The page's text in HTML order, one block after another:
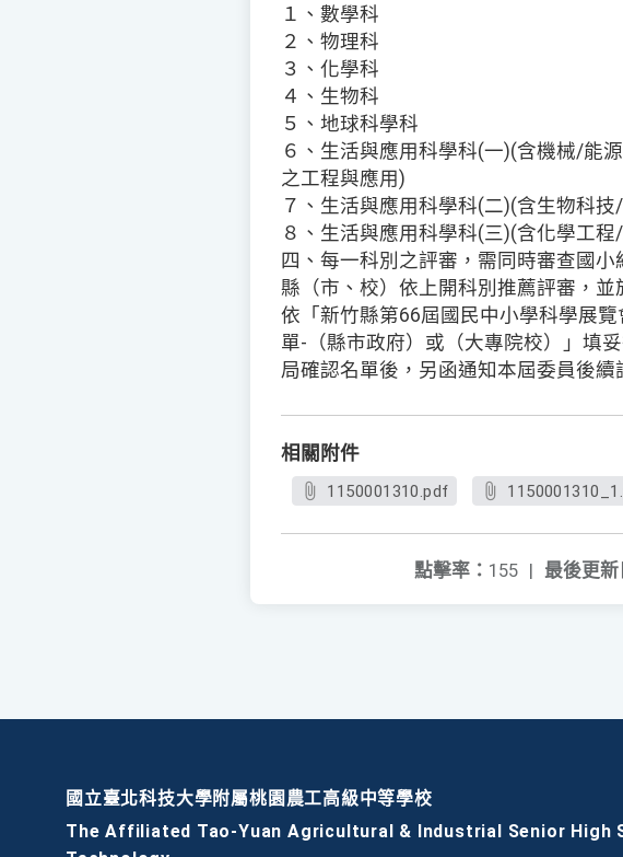
１、數學科
２、物理科
３、化學科
４、生物科
５、地球科學科
６、生活與應用科學科(一)(含機械/能
之工程與應用)
７、生活與應用科學科(二)(含生物科技
８、生活與應用科學科(三)(含化學工程
四、每一科別之評審，需同時審查國
縣（市、校）依上開科別推薦評審，並
依「新竹縣第66屆國民中小學科學展
單-（縣市政府）或（大專院校）」填
局確認名單後，另函通知本屆委員後續
相關附件
1150001310.pdf
最後更新
點擊率： 155 |
國立臺北科技大學附屬桃園農工高級中等學校
The Affiliated Tao-Yuan Agricultural & Industrial Senior